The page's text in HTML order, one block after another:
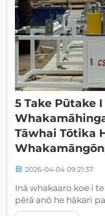
5 Take Pūtake I
Tāwhai Tōtika
2026-04-04 09:21:37
Inā whakaaro koe i
pērā anō he hākari
anō, he hanga